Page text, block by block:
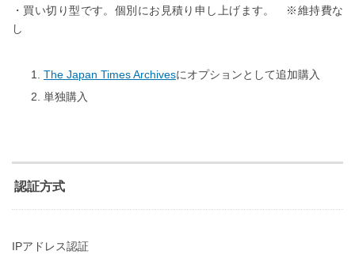
・買い切り型です。個別にお見積り申し上げます。 ※維持費な
し
The Japan Times Archivesにオプションとして追加購入
単独購入
認証方式
IPアドレス認証